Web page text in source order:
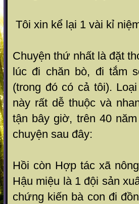
Tôi xin kể lại 1 vài kỉ
Chuyện thứ nhất là đặt
lúc đi chăn bò, đi tắm
(trong đó có cả tôi).
này rất dễ thuộc và
tận bây giờ, trên 40
chuyện sau đây:
Hồi còn Hợp tác xã
Hậu miệu là 1 đội sản
chứng kiến bà con đi